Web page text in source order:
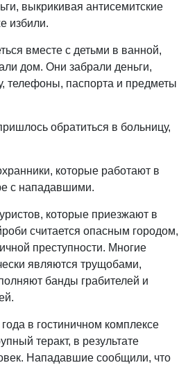
выкрикивая антисемитские
избили.
вместе с детьми в ванной,
дом. Они забрали деньги,
телефоны, паспорта и предметы
обратиться в больницу,
которые работают в
с нападавшими.
которые приезжают в
считается опасным городом,
преступности. Многие
являются трущобами,
банды грабителей и
в гостиничном комплексе
теракт, в результате
Нападавшие сообщили, что